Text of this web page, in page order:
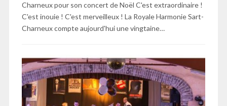
Charneux pour son concert de Noël C'est extraordinaire !
C'est inouie ! C'est merveilleux ! La Royale Harmonie Sart-
Charneux compte aujourd'hui une vingtaine…